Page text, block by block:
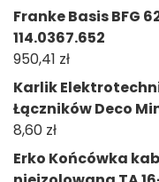
Franke Basis BFG
114.0367.652
950,41 zł
Karlik
Łączników Deco
8,60 zł
Erko Końcówka